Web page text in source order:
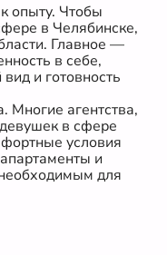
опыту. Чтобы
в Челябинске,
Главное —
в себе,
и готовность
Многие агентства,
в сфере
условия
и
для